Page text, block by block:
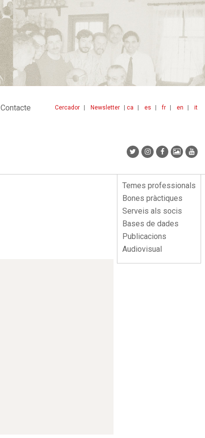
ca es fr en it
Cercador Newsletter
Contacte
Menu
lateral
Temes professionals
Bones pràctiques
Serveis als socis
Bases de dades
Publicacions
Audiovisual